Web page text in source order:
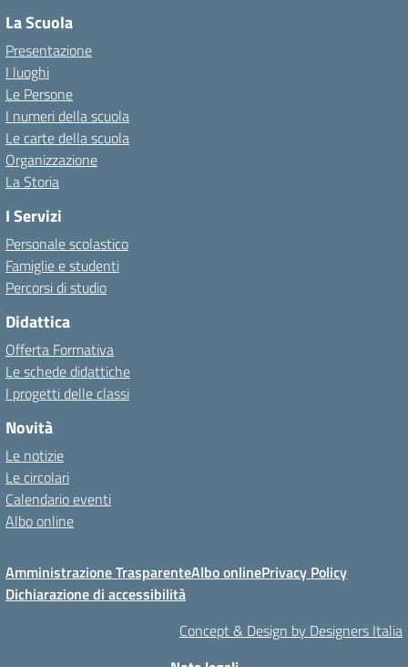
La Scuola
Presentazione
I luoghi
Le Persone
I numeri della scuola
Le carte della scuola
Organizzazione
La Storia
I Servizi
Personale scolastico
Famiglie e studenti
Percorsi di studio
Didattica
Offerta Formativa
Le schede didattiche
I progetti delle classi
Novità
Le notizie
Le circolari
Calendario eventi
Albo online
Amministrazione TrasparenteAlbo onlinePrivacy Policy
Dichiarazione di accessibilità
Concept & Design by Designers Italia